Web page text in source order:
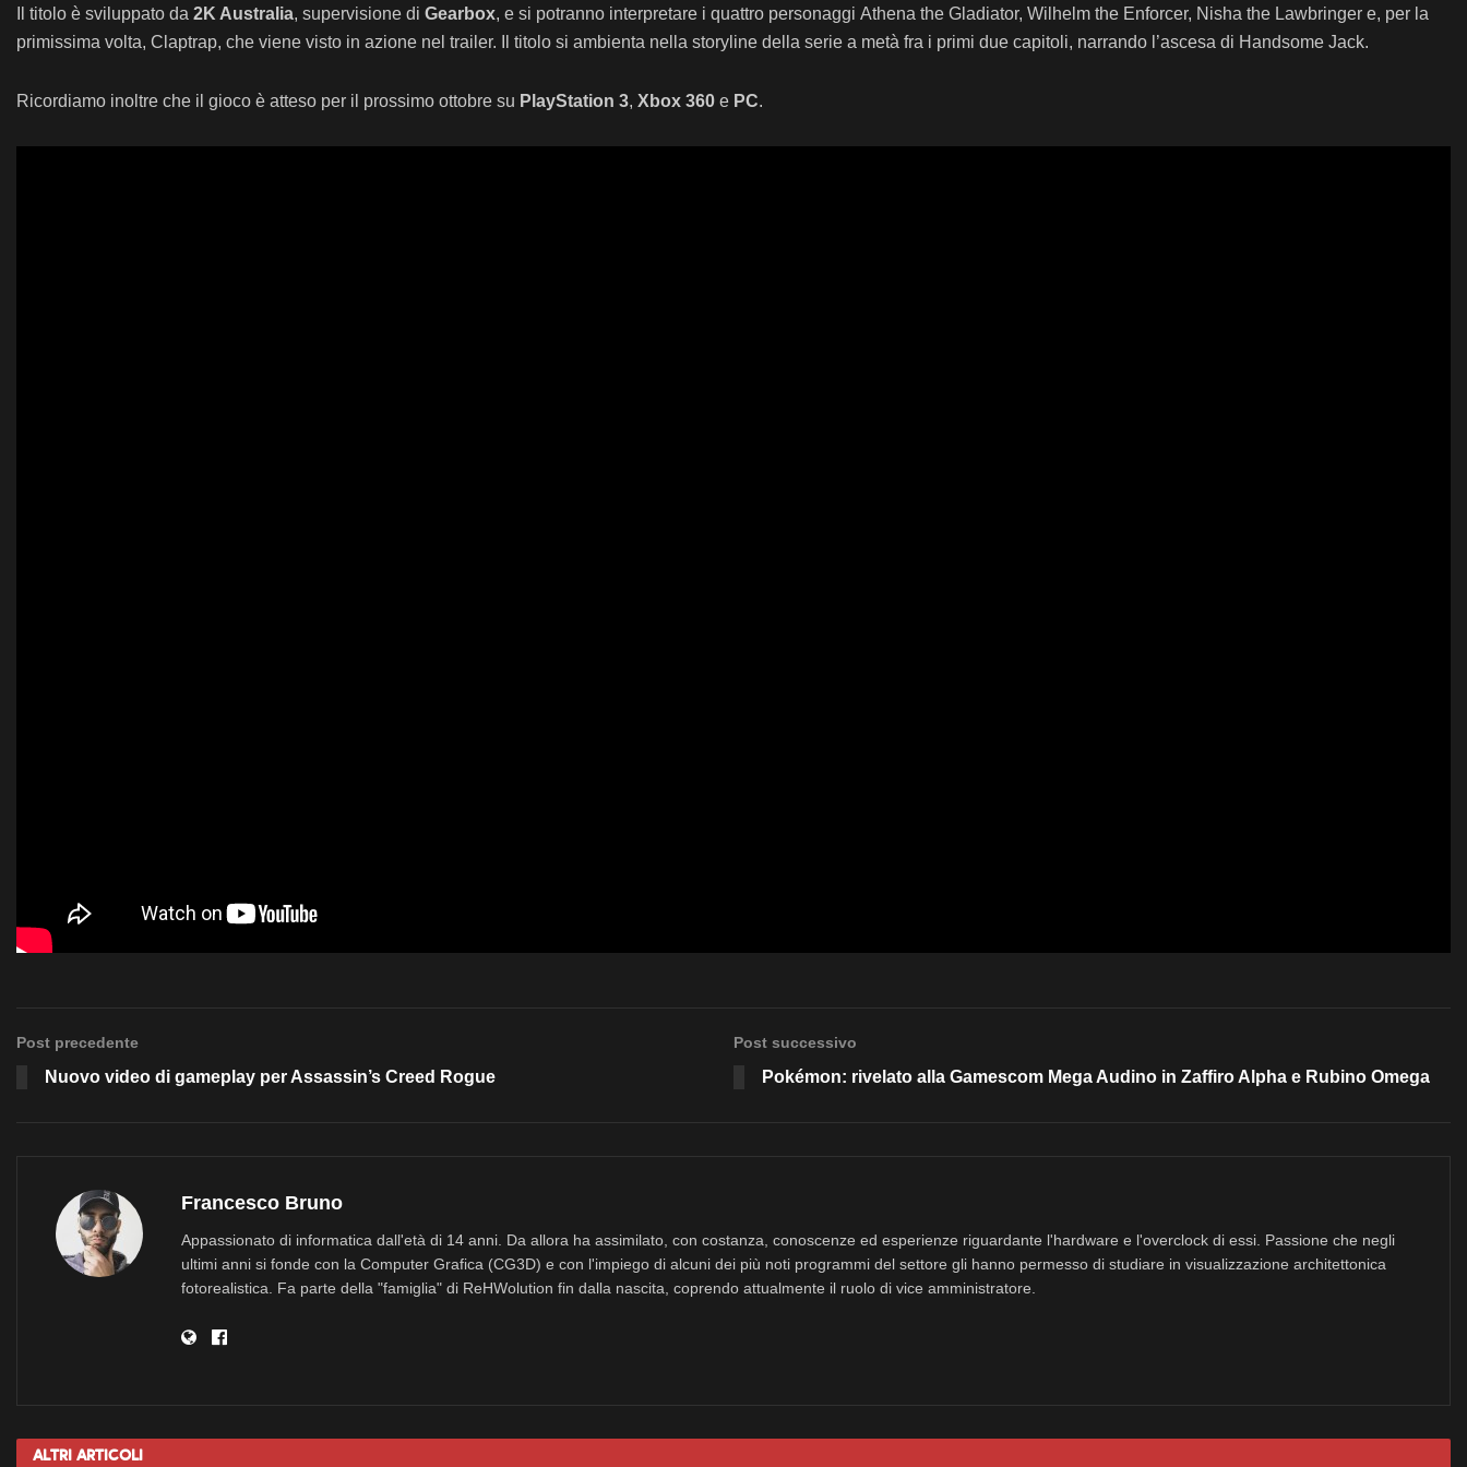
Il titolo è sviluppato da 2K Australia, supervisione di Gearbox, e si potranno interpretare i quattro personaggi Athena the Gladiator, Wilhelm the Enforcer, Nisha the Lawbringer e, per la
primissima volta, Claptrap, che viene visto in azione nel trailer. Il titolo si ambienta nella storyline della serie a metà fra i primi due capitoli, narrando l’ascesa di Handsome Jack.
Ricordiamo inoltre che il gioco è atteso per il prossimo ottobre su PlayStation 3, Xbox 360 e PC.
Post precedente
Nuovo video di gameplay per Assassin’s Creed Rogue
Post successivo
Pokémon: rivelato alla Gamescom Mega Audino in Zaffiro Alpha e Rubino Omega
Francesco Bruno
Appassionato di informatica dall'età di 14 anni. Da allora ha assimilato, con costanza, conoscenze ed esperienze riguardante l'hardware e l'overclock di essi. Passione che negli
ultimi anni si fonde con la Computer Grafica (CG3D) e con l'impiego di alcuni dei più noti programmi del settore gli hanno permesso di studiare in visualizzazione architettonica
fotorealistica. Fa parte della "famiglia" di ReHWolution fin dalla nascita, coprendo attualmente il ruolo di vice amministratore.
Altri Articoli